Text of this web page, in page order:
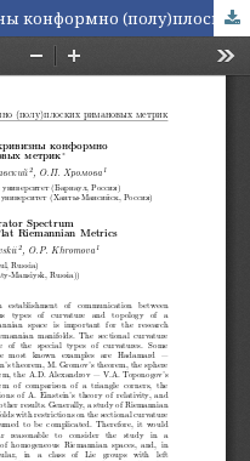
О спектре оператора кривизны конформно (полу)плоских римановых метрик